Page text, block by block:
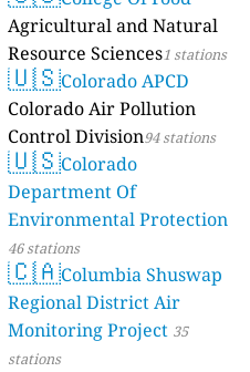
Agricultural and Natural
Resource Sciences1 stations
🇺🇸Colorado APCD
Colorado Air Pollution
Control Division94 stations
🇺🇸Colorado
Department Of
Environmental Protection
46 stations
🇨🇦Columbia Shuswap
Regional District Air
Monitoring Project 35
stations